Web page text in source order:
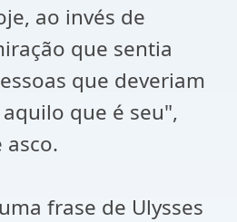
ao invés de
que sentia
que deveriam
que é seu",
frase de Ulysses